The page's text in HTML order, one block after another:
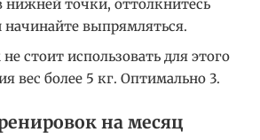
нижней точки, оттолкнитесь
выпрямляться.
стоит использовать для этого
вес более 5 кг. Оптимально 3.
на месяц